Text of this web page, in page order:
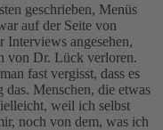
geschrieben, Menüs
auf der Seite von
angesehen,
von Dr. Lück verloren.
fast vergisst, dass es
Menschen, die etwas
weil ich selbst
noch von dem, was ich